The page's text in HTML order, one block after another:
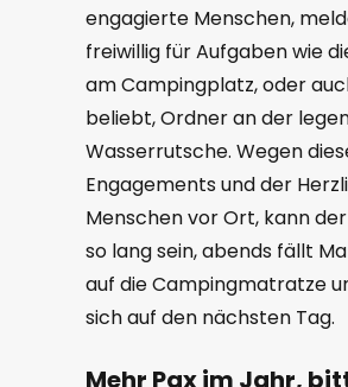
engagierte Menschen,
freiwillig für Aufgaben wie
am Campingplatz, oder
beliebt, Ordner an der
Wasserrutsche. Wegen
Engagements und der
Menschen vor Ort, kann
so lang sein, abends fällt
auf die Campingmatratze
sich auf den nächsten Tag.
Mehr Pax im Jahr,